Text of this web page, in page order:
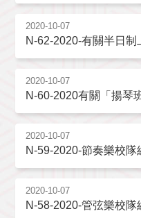
2020-10-07
N-62-2020-有關半日
2020-10-07
N-60-2020有關「揚琴
2020-10-07
N-59-2020-節奏樂校隊
2020-10-07
N-58-2020-管弦樂校隊